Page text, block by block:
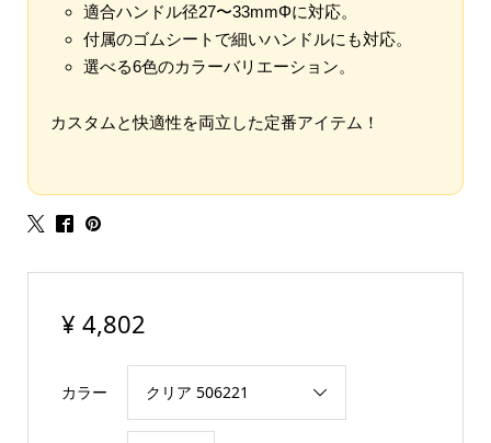
適合ハンドル径27〜33mmΦに対応。
付属のゴムシートで細いハンドルにも対応。
選べる6色のカラーバリエーション。
カスタムと快適性を両立した定番アイテム！
¥ 4,802
カラー